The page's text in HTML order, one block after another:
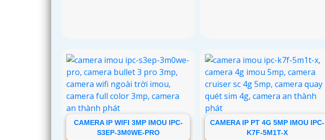
CAMERA IP WIFI 3MP IMOU IPC-
S3EP-3M0WE-PRO
CAMERA IP PT 4G 5MP IMOU IPC-
K7F-5M1T-X